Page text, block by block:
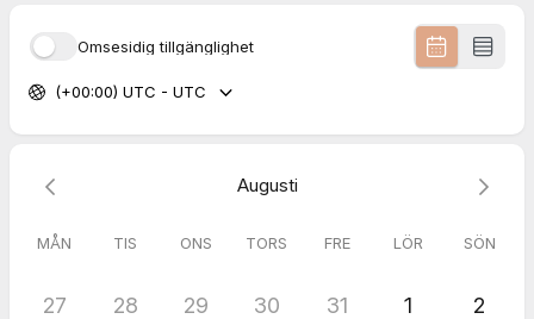
Ömsesidig tillgänglighet
(+00:00) UTC - UTC
Augusti
MÅN TIS ONS TORS FRE LÖR SÖN
27 28 29 30 31 1 2